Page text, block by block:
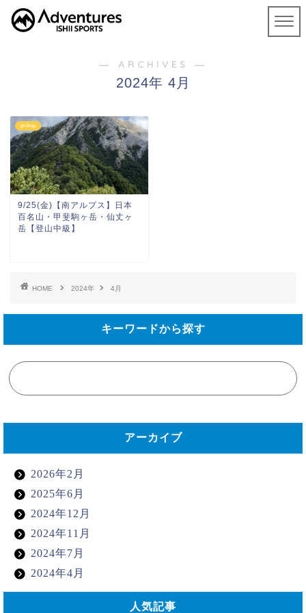
― ARCHIVES ―
2024年 4月
pickup
9/25(金)【南アルプス】日本
百名山・甲斐駒ヶ岳・仙丈ヶ
岳【登山中級】
HOME 2024年 4月
キーワードから探す
アーカイブ
2026年2月
2025年6月
2024年12月
2024年11月
2024年7月
2024年4月
人気記事